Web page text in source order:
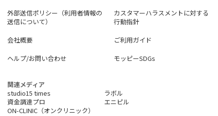
外部送信ポリシー（利用者情報の
送信について）
カスタマーハラスメントに対する
行動指針
会社概要
ご利用ガイド
ヘルプ/お問い合わせ
モッピーSDGs
関連メディア
studio15 times
ラボル
資金調達プロ
エニピル
ON-CLINIC（オンクリニック）